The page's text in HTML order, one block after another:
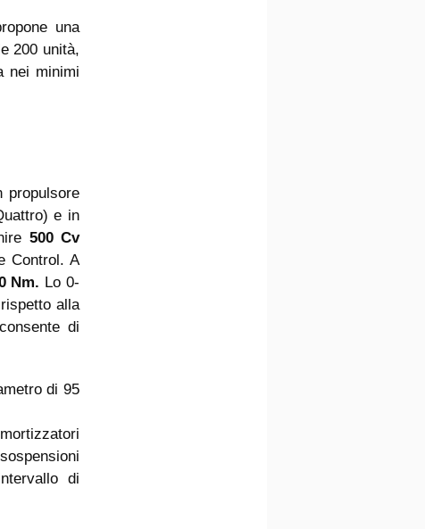
una
200 unità,
nei minimi
e in
500 Cv
Control. A
Nm. Lo 0-
alla
di
di 95
di